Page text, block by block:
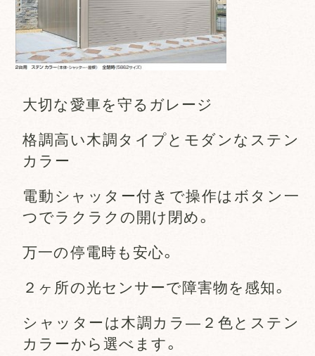
大切な愛車を守るガレージ
格調高い木調タイプとモダンなステン
カラー
電動シャッター付きで操作はボタン一
つでラクラクの開け閉め。
万一の停電時も安心。
２ヶ所の光センサーで障害物を感知。
シャッターは木調カラ―２色とステン
カラーから選べます。